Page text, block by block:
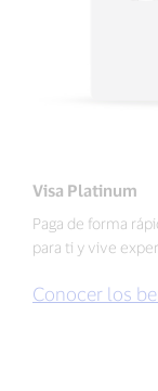
Visa Platinum
Paga de forma
para ti y vive
Conocer los